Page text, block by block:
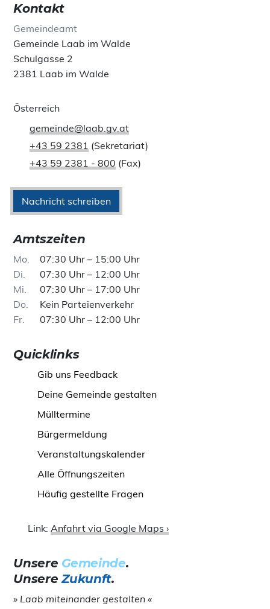
Kontakt
Gemeindeamt
Gemeinde Laab im Walde
Schulgasse 2
2381 Laab im Walde
Österreich
gemeinde@laab.gv.at
+43 59 2381 (Sekretariat)
+43 59 2381 - 800 (Fax)
Nachricht schreiben
Amtszeiten
Mo
07:30 Uhr – 15:00 Uhr
Di
07:30 Uhr – 12:00 Uhr
Mi
07:30 Uhr – 17:00 Uhr
Do
Kein Parteienverkehr
Fr
07:30 Uhr – 12:00 Uhr
Quicklinks
Gib uns Feedback
Deine Gemeinde gestalten
Mülltermine
Bürgermeldung
Veranstaltungskalender
Alle Öffnungszeiten
Häufig gestellte Fragen
Link: Anfahrt via Google Maps ›
Unsere Gemeinde.
UnsereZukunft.
» Laab miteinander gestalten «